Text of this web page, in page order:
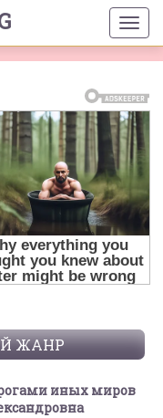
ЖАНР
иных миров